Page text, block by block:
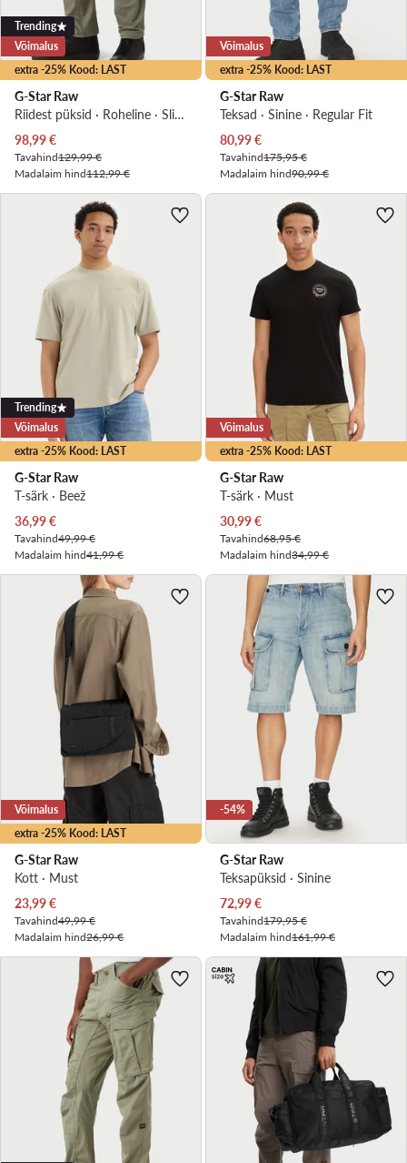
extra -25% Kood: LAST
Trending
Võimalus
G-Star Raw
Riidest püksid · Roheline · Slim Fit
Praegune hind
98,99€
Tavahind129,99 €
Madalaim hind112,99 €
extra -25% Kood: LAST
Võimalus
G-Star Raw
Teksad · Sinine · Regular Fit
Praegune hind
80,99€
Tavahind175,95 €
Madalaim hind90,99 €
extra -25% Kood: LAST
Trending
Võimalus
G-Star Raw
T-särk · Beež
Praegune hind
36,99€
Tavahind49,99 €
Madalaim hind41,99 €
extra -25% Kood: LAST
Võimalus
G-Star Raw
T-särk · Must
Praegune hind
30,99€
Tavahind68,95 €
Madalaim hind34,99 €
extra -25% Kood: LAST
Võimalus
G-Star Raw
Kott · Must
Praegune hind
23,99€
Tavahind49,99 €
Madalaim hind26,99 €
-54%
G-Star Raw
Teksapüksid · Sinine
Praegune hind
72,99€
Tavahind179,95 €
Madalaim hind161,99 €